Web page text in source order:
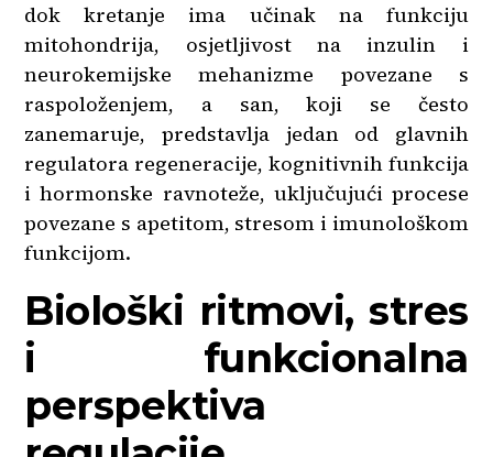
dok kretanje ima učinak na funkciju
mitohondrija, osjetljivost na inzulin i
neurokemijske mehanizme povezane s
raspoloženjem, a san, koji se često
zanemaruje, predstavlja jedan od glavnih
regulatora regeneracije, kognitivnih funkcija
i hormonske ravnoteže, uključujući procese
povezane s apetitom, stresom i imunološkom
funkcijom.
Biološki ritmovi, stres
i funkcionalna
perspektiva